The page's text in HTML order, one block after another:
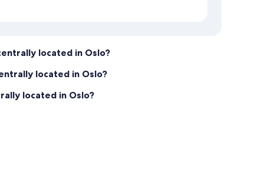
located in Oslo?
located in Oslo?
located in Oslo?